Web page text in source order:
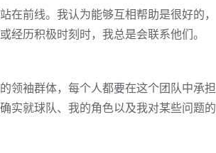
在前线。我认为能够互相帮助是很好的，
经历积极时刻时，我总是会联系他们。
领袖群体，每个人都要在这个团队中承担
实就球队、我的角色以及我对某些问题的